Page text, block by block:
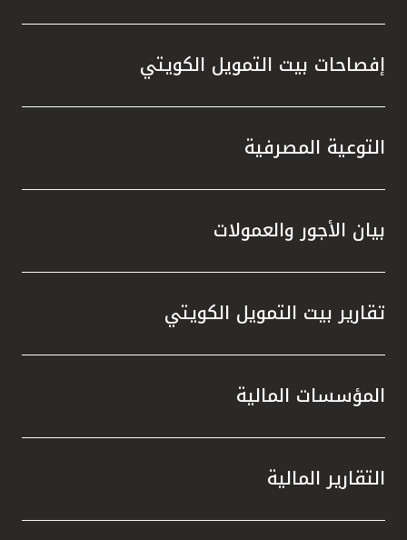
إفصاحات بيت التمويل الكويتي
التوعية المصرفية
بيان الأجور والعمولات
تقارير بيت التمويل الكويتي
المؤسسات المالية
التقارير المالية